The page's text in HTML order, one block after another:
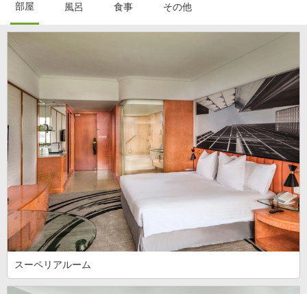
部屋 風呂 食事 その他
スーペリアルーム